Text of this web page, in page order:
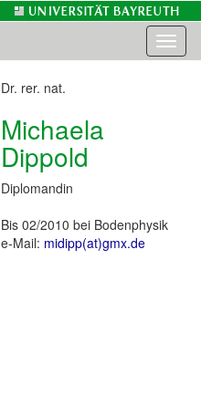
Dr. rer. nat.
Michaela
Dippold
Diplomandin
Bis 02/2010 bei Bodenphysik
e-Mail: midipp(at)gmx.de